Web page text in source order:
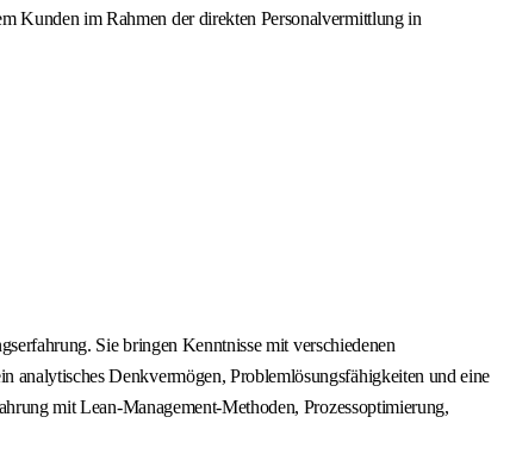
Kunden im Rahmen der direkten Personalvermittlung in
Sie bringen Kenntnisse mit verschiedenen
Denkvermögen, Problemlösungsfähigkeiten und eine
mit Lean-Management-Methoden, Prozessoptimierung,